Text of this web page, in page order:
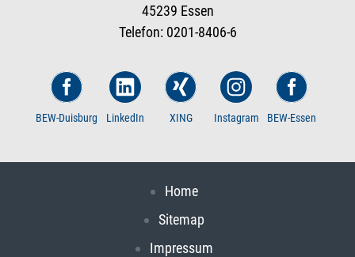
45239 Essen
Telefon: 0201-8406-6
BEW-Duisburg LinkedIn XING Instagram BEW-Essen
Home
Sitemap
Impressum